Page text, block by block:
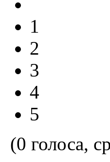
1
2
3
4
5
(0 голоса,